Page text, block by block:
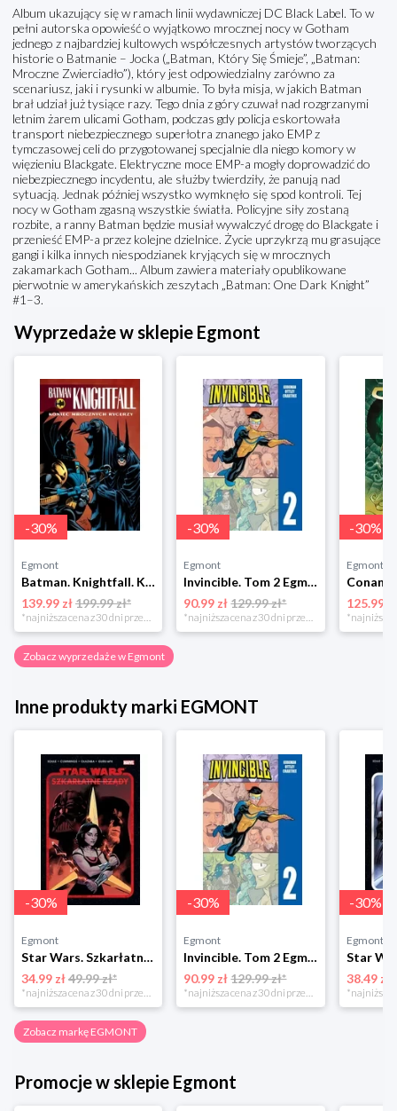
Album ukazujący się w ramach linii wydawniczej DC Black Label. To w
pełni autorska opowieść o wyjątkowo mrocznej nocy w Gotham
jednego z najbardziej kultowych współczesnych artystów tworzących
historie o Batmanie – Jocka („Batman, Który Się Śmieje”, „Batman:
Mroczne Zwierciadło”), który jest odpowiedzialny zarówno za
scenariusz, jaki i rysunki w albumie. To była misja, w jakich Batman
brał udział już tysiące razy. Tego dnia z góry czuwał nad rozgrzanymi
letnim żarem ulicami Gotham, podczas gdy policja eskortowała
transport niebezpiecznego superłotra znanego jako EMP z
tymczasowej celi do przygotowanej specjalnie dla niego komory w
więzieniu Blackgate. Elektryczne moce EMP-a mogły doprowadzić do
niebezpiecznego incydentu, ale służby twierdziły, że panują nad
sytuacją. Jednak później wszystko wymknęło się spod kontroli. Tej
nocy w Gotham zgasną wszystkie światła. Policyjne siły zostaną
rozbite, a ranny Batman będzie musiał wywalczyć drogę do Blackgate i
przenieść EMP-a przez kolejne dzielnice. Życie uprzykrzą mu grasujące
gangi i kilka innych niespodzianek kryjących się w mrocznych
zakamarkach Gotham... Album zawiera materiały opublikowane
pierwotnie w amerykańskich zeszytach „Batman: One Dark Knight”
#1–3.
Wyprzedaże w sklepie Egmont
-30%
Egmont
Batman. Knightfall. Koniec Mrocznych Rycerzy. Tom 4 Egmont
139.99 zł199.99 zł*
*najniższa cena z 30 dni przed obniżką
-30%
Egmont
Invincible. Tom 2 Egmont
90.99 zł 129.99 zł*
*najniższa cena z 30 dni przed obniżką
-30%
Egmont
125.99 zł
Zobacz wyprzedaże w Egmont
Inne produkty marki EGMONT
-30%
Egmont
Star Wars. Szkarłatne rządy Egmont
34.99 zł49.99 zł*
-30%
Egmont
Invincible. Tom 2 Egmont
90.99 zł 129.99 zł*
-30%
Egmont
38.49 zł
Zobacz markę EGMONT
Promocje w sklepie Egmont